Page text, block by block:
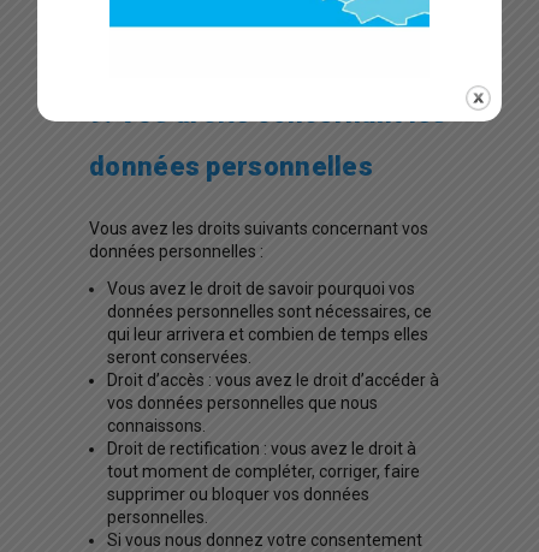
votre navigateur, ils seront de nouveau placés
9. Vos droits concernant les
données personnelles
Vous avez les droits suivants concernant vos
données personnelles :
Vous avez le droit de savoir pourquoi vos
données personnelles sont nécessaires, ce
qui leur arrivera et combien de temps elles
seront conservées.
Droit d’accès : vous avez le droit d’accéder à
vos données personnelles que nous
connaissons.
Droit de rectification : vous avez le droit à
tout moment de compléter, corriger, faire
supprimer ou bloquer vos données
personnelles.
Si vous nous donnez votre consentement